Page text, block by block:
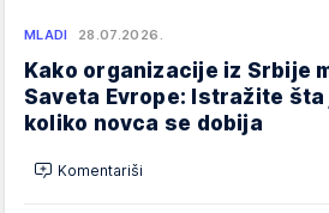
MLADI 28.07.2026.
Kako organizacije iz Srbije
Saveta Evrope: Istražite
koliko novca se dobija
Komentariši